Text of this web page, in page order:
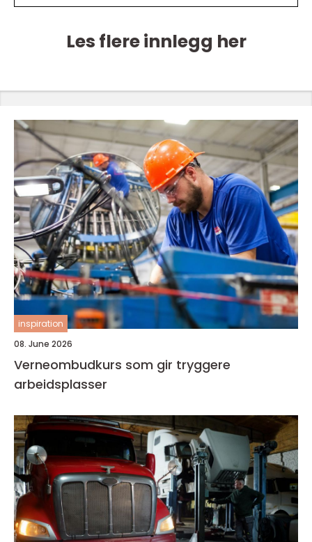
Les flere innlegg her
inspiration
08. June 2026
Verneombudkurs som gir tryggere
arbeidsplasser